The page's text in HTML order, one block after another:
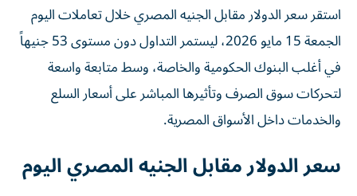
استقر سعر الدولار مقابل الجنيه المصري خلال تعاملات اليوم
الجمعة 15 مايو 2026، ليستمر التداول دون مستوى 53 جنيهاً
في أغلب البنوك الحكومية والخاصة، وسط متابعة واسعة
لتحركات سوق الصرف وتأثيرها المباشر على أسعار السلع
والخدمات داخل الأسواق المصرية.
سعر الدولار مقابل الجنيه المصري اليوم